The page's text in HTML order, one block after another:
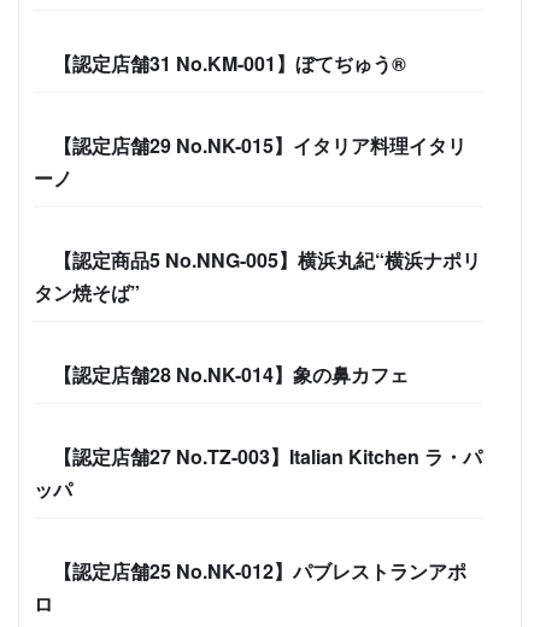
【認定店舗31 No.KM-001】ぼてぢゅう®
【認定店舗29 No.NK-015】イタリア料理イタリ
ーノ
【認定商品5 No.NNG-005】横浜丸紀“横浜ナポリ
タン焼そば”
【認定店舗28 No.NK-014】象の鼻カフェ
【認定店舗27 No.TZ-003】Italian Kitchen ラ・パ
ッパ
【認定店舗25 No.NK-012】パブレストランアポ
ロ